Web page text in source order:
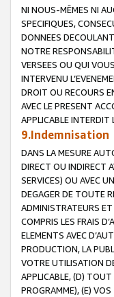
NI NOUS-MÊMES NI
SPECIFIQUES,
DONNEES
NOTRE
VERSEES OU QUI
INTERVENU
DROIT OU RECOURS
AVEC LE PRESENT
APPLICABLE INTERDIT
9.Indemnisation
DANS LA MESURE
DIRECT OU INDIRECT
SERVICES) OU AVEC
DEGAGER DE TOUTE
ADMINISTRATEURS
COMPRIS LES FRAIS
ELEMENTS AVEC
PRODUCTION, LA
VOTRE UTILISATION
APPLICABLE, (D)
PROGRAMME), (E)